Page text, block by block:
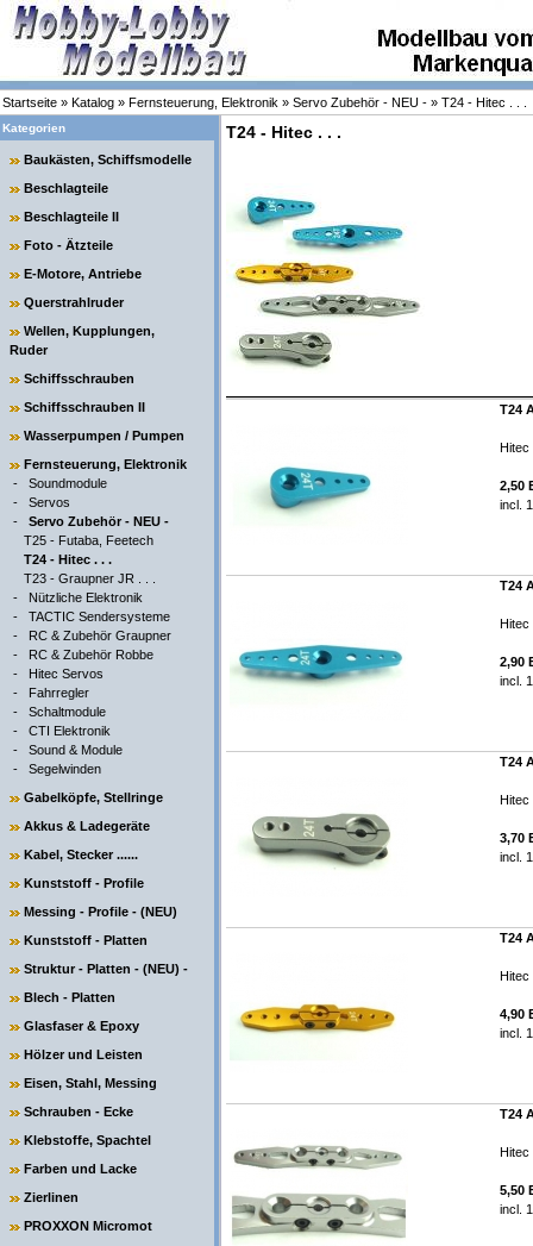
Startseite » Katalog » Fernsteuerung, Elektronik » Servo Zubehör - NEU - » T24 - Hitec . . .
Kategorien
Baukästen, Schiffsmodelle
Beschlagteile
Beschlagteile II
Foto - Ätzteile
E-Motore, Antriebe
Querstrahlruder
Wellen, Kupplungen,
Ruder
Schiffsschrauben
Schiffsschrauben II
Wasserpumpen / Pumpen
Fernsteuerung, Elektronik
- Soundmodule
- Servos
- Servo Zubehör - NEU -
T25 - Futaba, Feetech
T24 - Hitec . . .
T23 - Graupner JR . . .
- Nützliche Elektronik
- TACTIC Sendersysteme
- RC & Zubehör Graupner
- RC & Zubehör Robbe
- Hitec Servos
- Fahrregler
- Schaltmodule
- CTI Elektronik
- Sound & Module
- Segelwinden
Gabelköpfe, Stellringe
Akkus & Ladegeräte
Kabel, Stecker ......
Kunststoff - Profile
Messing - Profile - (NEU)
Kunststoff - Platten
Struktur - Platten - (NEU) -
Blech - Platten
Glasfaser & Epoxy
Hölzer und Leisten
Eisen, Stahl, Messing
Schrauben - Ecke
Klebstoffe, Spachtel
Farben und Lacke
Zierlinen
PROXXON Micromot
T24 - Hitec . . .
T24
Hitec
2,50
incl.
T24
Hitec
2,90
incl.
T24
Hitec
3,70
incl.
T24
Hitec
4,90
incl.
T24
Hitec
5,50
incl.